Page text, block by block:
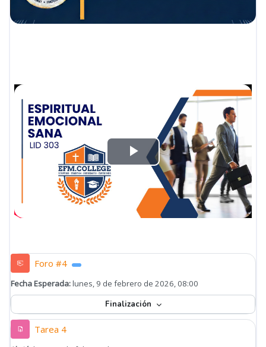
Reproducir
Vídeo
Foro #4
Fecha Esperada:lunes, 9 de febrero de 2026, 08:00
Finalización
Tarea 4